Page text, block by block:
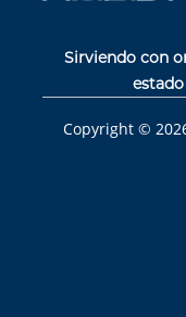
Sirviendo con
Copyright ©